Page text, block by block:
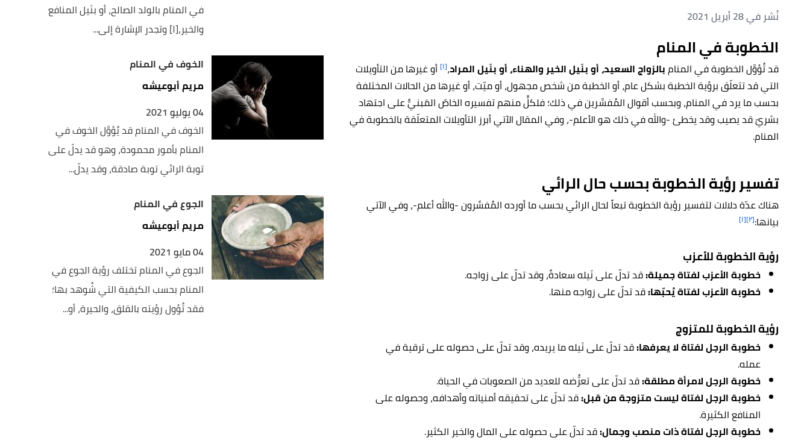
نُشر في 28 أبريل 2021
الخطوبة في المنام
قد تُؤوَّل الخطوبة في المنامبالزواج السعيد،أو بنَيل الخير والهناء، أو بنَيل المراد،[١] أو غيرها من التأويلات
التي قد تتعلّق برؤية الخطبة بشكل عام، أو الخطبة من شخص مجهول، أو ميّت، أو غيرها من الحالات المختلفة
بحسب ما يرد في المنام، وبحسب أقوال المُفسِّرين في ذلك؛ فلكلٍّ منهم تفسيره الخاصّ المَبنيٌّ على اجتهاد
بشريّ قد يصيب وقد يخطئ -والله في ذلك هو الأعلم-، وفي المقال الآتي أبرز التأويلات المتعلّقة بالخطوبة في
المنام.
تفسير رؤية الخطوبة بحسب حال الرائي
هناك عدّة دلالات لتفسير رؤية الخطوبة تبعاً لحال الرائي بحسب ما أورده المُفسِّرون -والله أعلم-، وفي الآتي
بيانها:[٢] [١]
رؤية الخطوبة للأعزب
خطوبة الأعزب لفتاة جميلة:قد تدلّ على نَيله سعادةً، وقد تدلّ على زواجه.
خطوبة الأعزب لفتاة يُحبّها:قد تدلّ على زواجه منها.
رؤية الخطوبة للمتزوج
خطوبة الرجل لفتاة لا يعرفها:قد تدلّ على نَيله ما يريده، وقد تدلّ على حصوله على ترقية في
عمله.
خطوبة الرجل لامرأة مطلقة:قد تدلّ على تعرُّضه للعديد من الصعوبات في الحياة.
خطوبة الرجل لفتاة ليست متزوجة من قبل:قد تدلّ على تحقيقه أمنياته وأهدافه، وحصوله على
المنافع الكثيرة.
خطوبة الرجل لفتاة ذات منصب وجمال:قد تدلّ على حصوله على المال والخير الكثير.
في المنام بالولد الصالح، أو بنَيل المنافع
والخير،[١] وتجدر الإشارة إلى...
الخوف في المنام
مريم أبوعيشه
04 يوليو 2021
الخوف في المنام قد يُؤوَّل الخوف في
المنام بأمور محمودة، وهو قد يدلّ على
توبة الرائي توبة صادقة، وقد يدلّ...
الجوع في المنام
مريم أبوعيشه
04 مايو 2021
الجوع في المنام تختلف رؤية الجوع في
المنام بحسب الكيفية التي شُوهد بها؛
فقد تُؤول رؤيته بالقلق، والحيرة، أو...